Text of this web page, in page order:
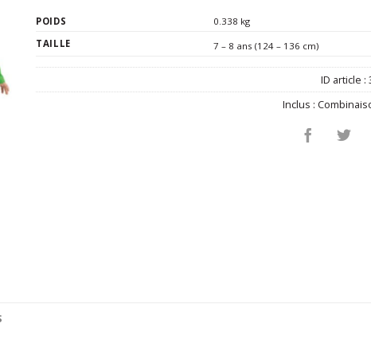
POIDS
0.338 kg
TAILLE
7 – 8 ans (124 – 136 cm)
ID article :
Inclus :